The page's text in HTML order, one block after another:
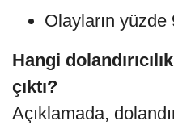
Olayların yüzde
Hangi
çıktı?
Açıklamada,